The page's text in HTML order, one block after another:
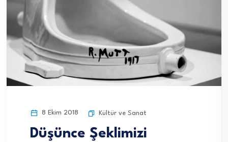
8 Ekim 2018 Kültür ve Sanat
Düşünce Şeklimizi